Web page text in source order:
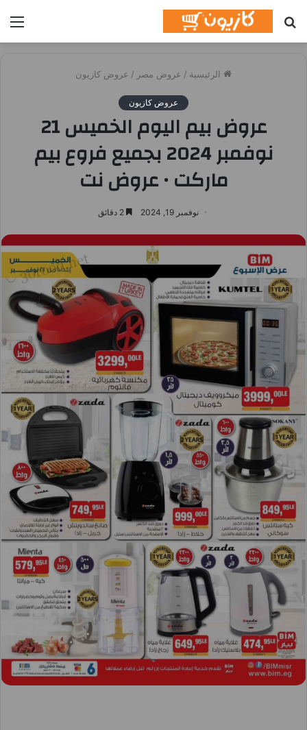
عن
الرئيسية / عروض مصر / عروض كازيون
عروض كازيون
عروض بيم اليوم الخميس 21
نوفمبر 2024 بجميع فروع بيم
ماركت • عروض نت
نوفمبر 19, 2024